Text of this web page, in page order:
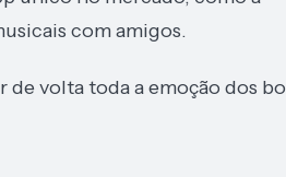
com amigos.
de volta toda a emoção dos